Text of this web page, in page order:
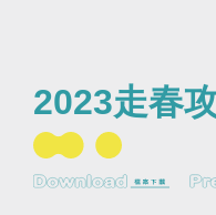
2023走春